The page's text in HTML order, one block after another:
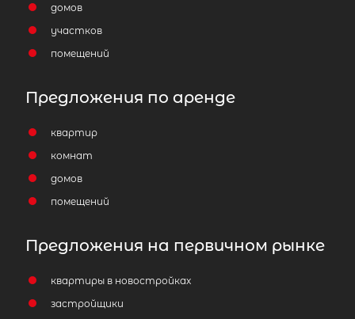
домов
участков
помещений
Предложения по аренде
квартир
комнат
домов
помещений
Предложения на первичном рынке
квартиры в новостройках
застройщики